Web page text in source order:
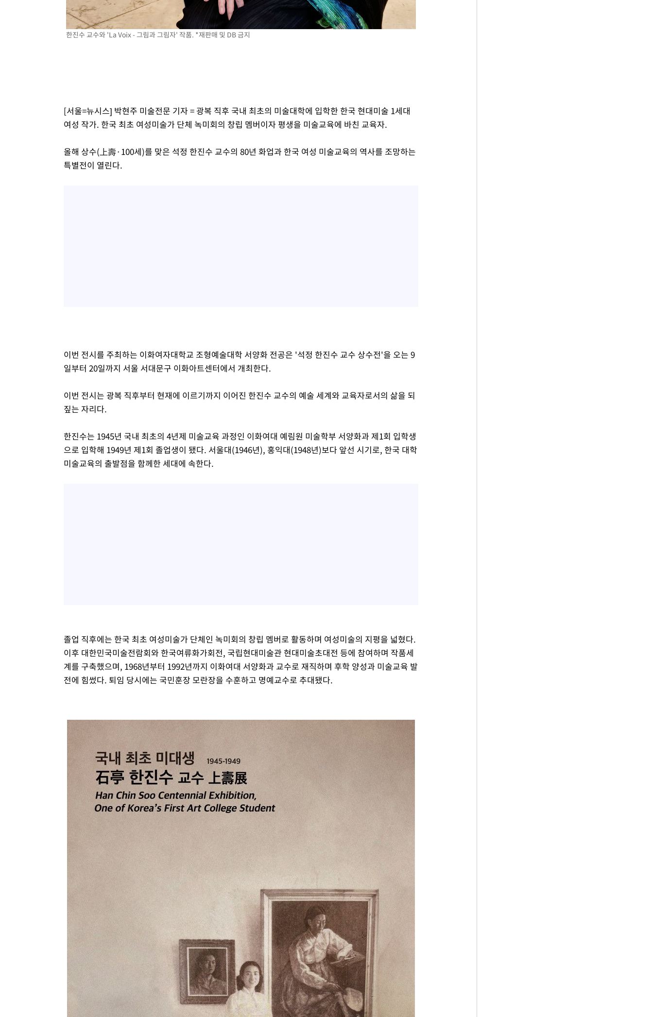
한진수 교수와 'La Voix - 그림과 그림자' 작품. *재판매 및 DB 금지
[서울=뉴시스] 박현주 미술전문 기자 = 광복 직후 국내 최초의 미술대학에 입학한 한국 현대미술 1세대
여성 작가. 한국 최초 여성미술가 단체 녹미회의 창립 멤버이자 평생을 미술교육에 바친 교육자.
올해 상수(上壽·100세)를 맞은 석정 한진수 교수의 80년 화업과 한국 여성 미술교육의 역사를 조망하는
특별전이 열린다.
이번 전시를 주최하는 이화여자대학교 조형예술대학 서양화 전공은 '석정 한진수 교수 상수전'을 오는 9
일부터 20일까지 서울 서대문구 이화아트센터에서 개최한다.
이번 전시는 광복 직후부터 현재에 이르기까지 이어진 한진수 교수의 예술 세계와 교육자로서의 삶을 되
짚는 자리다.
한진수는 1945년 국내 최초의 4년제 미술교육 과정인 이화여대 예림원 미술학부 서양화과 제1회 입학생
으로 입학해 1949년 제1회 졸업생이 됐다. 서울대(1946년), 홍익대(1948년)보다 앞선 시기로, 한국 대학
미술교육의 출발점을 함께한 세대에 속한다.
졸업 직후에는 한국 최초 여성미술가 단체인 녹미회의 창립 멤버로 활동하며 여성미술의 지평을 넓혔다.
이후 대한민국미술전람회와 한국여류화가회전, 국립현대미술관 현대미술초대전 등에 참여하며 작품세
계를 구축했으며, 1968년부터 1992년까지 이화여대 서양화과 교수로 재직하며 후학 양성과 미술교육 발
전에 힘썼다. 퇴임 당시에는 국민훈장 모란장을 수훈하고 명예교수로 추대됐다.